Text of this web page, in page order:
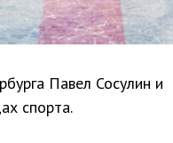
Павел Сосулин и
спорта.